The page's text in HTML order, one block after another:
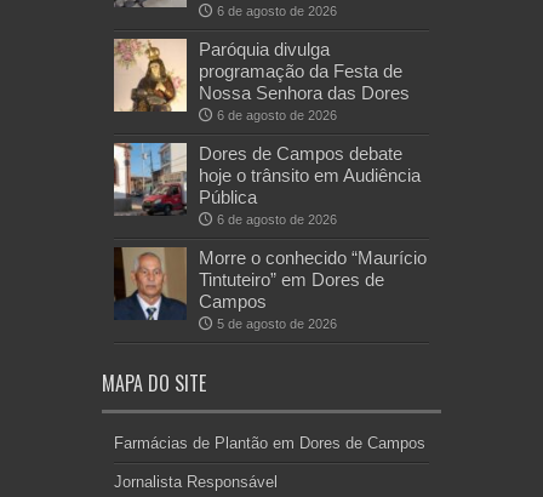
6 de agosto de 2026
Paróquia divulga
programação da Festa de
Nossa Senhora das Dores
6 de agosto de 2026
Dores de Campos debate
hoje o trânsito em Audiência
Pública
6 de agosto de 2026
Morre o conhecido “Maurício
Tintuteiro” em Dores de
Campos
5 de agosto de 2026
MAPA DO SITE
Farmácias de Plantão em Dores de Campos
Jornalista Responsável